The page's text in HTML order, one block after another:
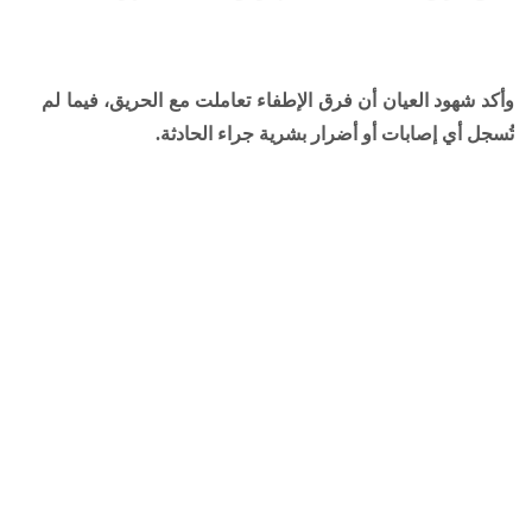
وأكد شهود العيان أن فرق الإطفاء تعاملت مع الحريق، فيما لم
تُسجل أي إصابات أو أضرار بشرية جراء الحادثة.